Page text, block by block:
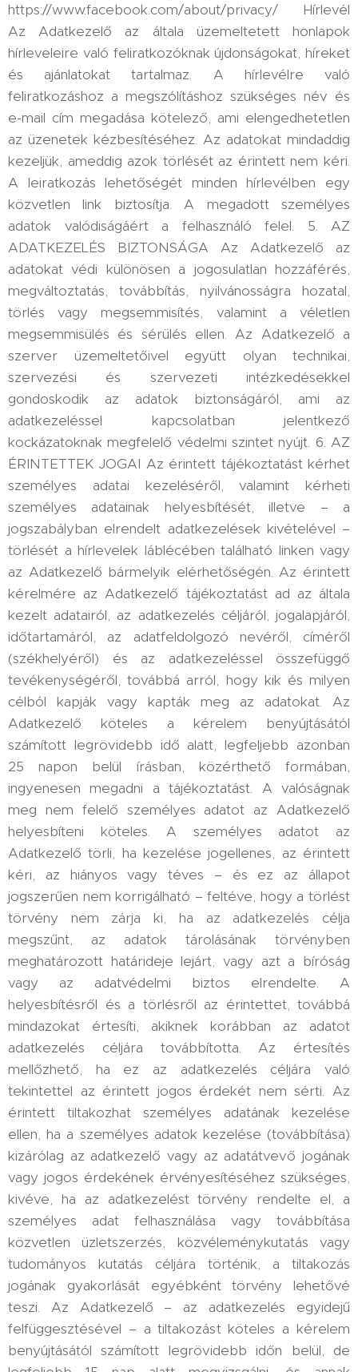
https://www.facebook.com/about/privacy/ Hírlevél
Az Adatkezelő az általa üzemeltetett honlapok
hírleveleire való feliratkozóknak újdonságokat, híreket
és ajánlatokat tartalmaz. A hírlevélre való
feliratkozáshoz a megszólításhoz szükséges név és
e-mail cím megadása kötelező, ami elengedhetetlen
az üzenetek kézbesítéséhez. Az adatokat mindaddig
kezeljük, ameddig azok törlését az érintett nem kéri.
A leiratkozás lehetőségét minden hírlevélben egy
közvetlen link biztosítja. A megadott személyes
adatok valódiságáért a felhasználó felel. 5. AZ
ADATKEZELÉS BIZTONSÁGA Az Adatkezelő az
adatokat védi különösen a jogosulatlan hozzáférés,
megváltoztatás, továbbítás, nyilvánosságra hozatal,
törlés vagy megsemmisítés, valamint a véletlen
megsemmisülés és sérülés ellen. Az Adatkezelő a
szerver üzemeltetőivel együtt olyan technikai,
szervezési és szervezeti intézkedésekkel
gondoskodik az adatok biztonságáról, ami az
adatkezeléssel kapcsolatban jelentkező
kockázatoknak megfelelő védelmi szintet nyújt. 6. AZ
ÉRINTETTEK JOGAI Az érintett tájékoztatást kérhet
személyes adatai kezeléséről, valamint kérheti
személyes adatainak helyesbítését, illetve – a
jogszabályban elrendelt adatkezelések kivételével –
törlését a hírlevelek láblécében található linken vagy
az Adatkezelő bármelyik elérhetőségén. Az érintett
kérelmére az Adatkezelő tájékoztatást ad az általa
kezelt adatairól, az adatkezelés céljáról, jogalapjáról,
időtartamáról, az adatfeldolgozó nevéről, címéről
(székhelyéről) és az adatkezeléssel összefüggő
tevékenységéről, továbbá arról, hogy kik és milyen
célból kapják vagy kapták meg az adatokat. Az
Adatkezelő köteles a kérelem benyújtásától
számított legrövidebb idő alatt, legfeljebb azonban
25 napon belül írásban, közérthető formában,
ingyenesen megadni a tájékoztatást. A valóságnak
meg nem felelő személyes adatot az Adatkezelő
helyesbíteni köteles. A személyes adatot az
Adatkezelő törli, ha kezelése jogellenes, az érintett
kéri, az hiányos vagy téves – és ez az állapot
jogszerűen nem korrigálható – feltéve, hogy a törlést
törvény nem zárja ki, ha az adatkezelés célja
megszűnt, az adatok tárolásának törvényben
meghatározott határideje lejárt, vagy azt a bíróság
vagy az adatvédelmi biztos elrendelte. A
helyesbítésről és a törlésről az érintettet, továbbá
mindazokat értesíti, akiknek korábban az adatot
adatkezelés céljára továbbította. Az értesítés
mellőzhető, ha ez az adatkezelés céljára való
tekintettel az érintett jogos érdekét nem sérti. Az
érintett tiltakozhat személyes adatának kezelése
ellen, ha a személyes adatok kezelése (továbbítása)
kizárólag az adatkezelő vagy az adatátvevő jogának
vagy jogos érdekének érvényesítéséhez szükséges,
kivéve, ha az adatkezelést törvény rendelte el, a
személyes adat felhasználása vagy továbbítása
közvetlen üzletszerzés, közvéleménykutatás vagy
tudományos kutatás céljára történik, a tiltakozás
jogának gyakorlását egyébként törvény lehetővé
teszi. Az Adatkezelő – az adatkezelés egyidejű
felfüggesztésével – a tiltakozást köteles a kérelem
benyújtásától számított legrövidebb időn belül, de